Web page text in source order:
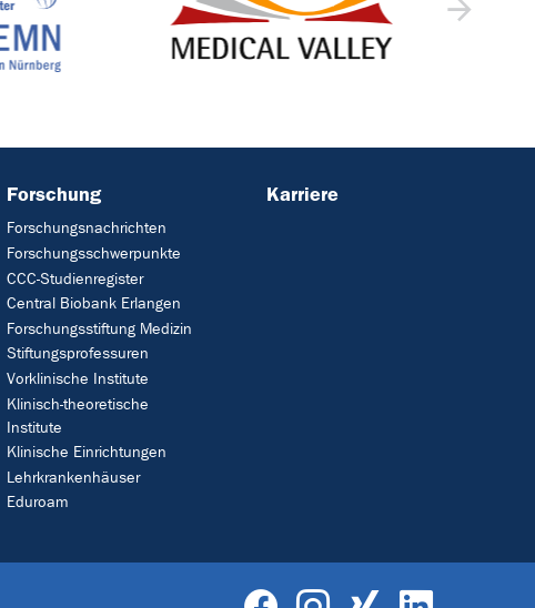
Forschung
Forschungsnachrichten
Forschungsschwerpunkte
CCC-Studienregister
Central Biobank Erlangen
Forschungsstiftung Medizin
Stiftungsprofessuren
Vorklinische Institute
Klinisch-theoretische
Institute
Klinische Einrichtungen
Lehrkrankenhäuser
Eduroam
Karriere